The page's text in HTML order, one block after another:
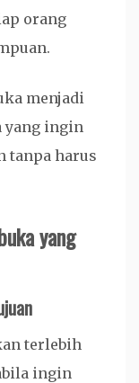
orang
menjadi
yang ingin
tanpa harus
yang
terlebih
ingin